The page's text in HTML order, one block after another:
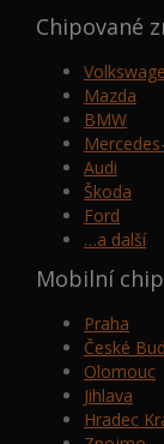
Chipované
Mazda
BMW
Audi
Škoda
Ford
…a další
Mobilní
Praha
České
Olomouc
Jihlava
Hradec